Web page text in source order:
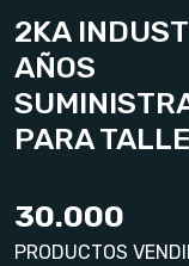
2KA
AÑOS
PARA
30.000
PRODUCTOS